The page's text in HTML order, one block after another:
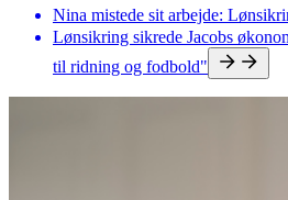
Nina mistede sit arbejde:
Lønsikring sikrede Jacobs
til ridning og fodbold"